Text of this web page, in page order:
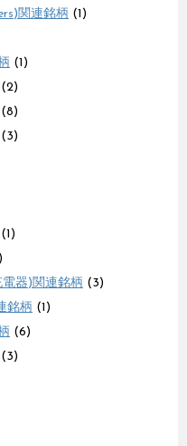
関連銘柄 (1)
(1)
(2)
(8)
(3)
(1)
器)関連銘柄 (3)
銘柄 (1)
(6)
(3)